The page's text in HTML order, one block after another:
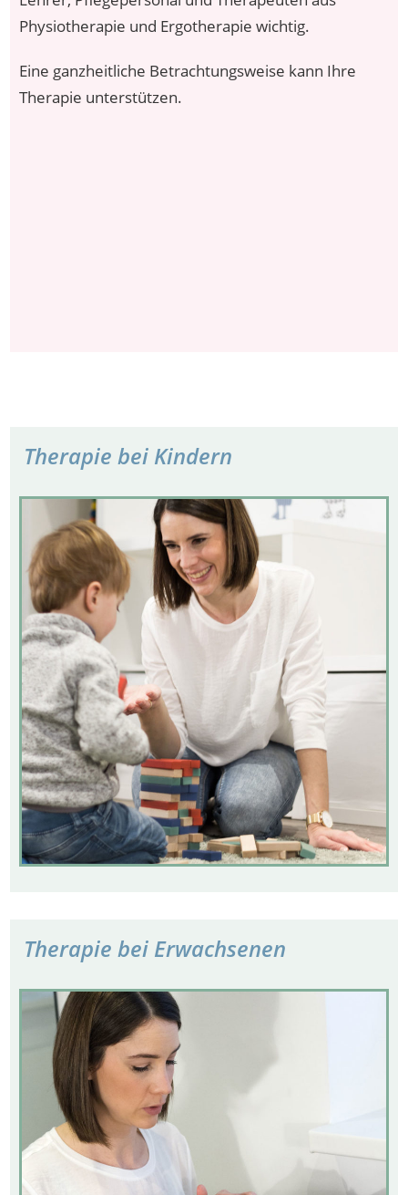
Physiotherapie und Ergotherapie wichtig.
Eine ganzheitliche Betrachtungsweise kann Ihre
Therapie unterstützen.
Therapie bei Kindern
Therapie bei Erwachsenen